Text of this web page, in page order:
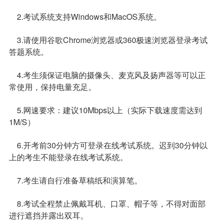
2.考试系统支持Windows和MacOS系统。
3.请使用谷歌Chrome浏览器或360极速浏览器登录考试
答题系统。
4.考生须保证电脑的摄像头、麦克风及扬声器等可以正
常使用，保持电量充足。
5.网速要求：建议10Mbps以上（实际下载速度需达到
1M/S）
6.开考前30分钟方可登录在线考试系统。迟到30分钟以
上的考生不能登录在线考试系统。
7.考生请自行准备草稿纸和演算笔。
8.考试全程禁止佩戴耳机、口罩、帽子等，不得对面部
进行遮挡并露出双耳。